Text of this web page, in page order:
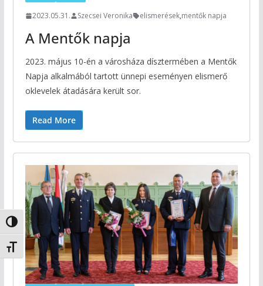
Nagy kontraszt váltása
Betűméret váltása
2023.05.31. Szecsei Veronika elismerések,mentők napja
A Mentők napja
2023. május 10-én a városháza dísztermében a Mentők
Napja alkalmából tartott ünnepi eseményen elismerő
oklevelek átadására került sor.
Read More